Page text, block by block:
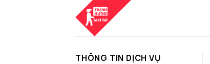
THÔNG TIN DỊCH VỤ